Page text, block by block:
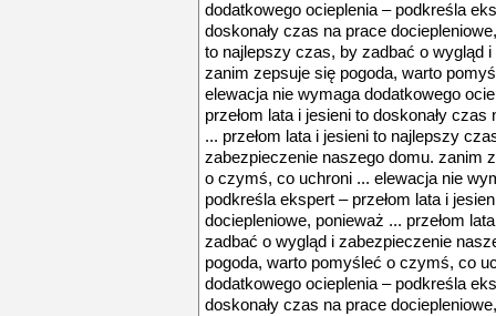
dodatkowego ocieplenia – podkreśla
doskonały czas na prace
to najlepszy czas, by zadbać o wygląd
zanim zepsuje się pogoda, warto
elewacja nie wymaga dodatkowego
przełom lata i jesieni to doskonały
... przełom lata i jesieni to najlepszy
zabezpieczenie naszego domu. zanim
o czymś, co uchroni ... elewacja nie
podkreśla ekspert – przełom lata i
dociepleniowe, ponieważ ... przełom
zadbać o wygląd i zabezpieczenie
pogoda, warto pomyśleć o czymś, co
dodatkowego ocieplenia – podkreśla
doskonały czas na prace